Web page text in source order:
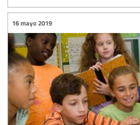
16 mayo 2019